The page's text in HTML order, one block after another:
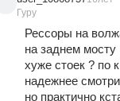
Гуру
Рессоры на
на заднем мосту
хуже стоек ? по
надежнее
но практично